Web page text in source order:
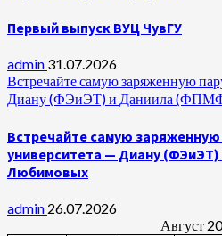
Первый выпуск ВУЦ ЧувГУ
admin 31.07.2026
Встречайте самую заряженную
Диану (ФЭиЭТ) и Даниила
Встречайте самую заряженную
университета — Диану
Любимовых
admin 26.07.2026
Август